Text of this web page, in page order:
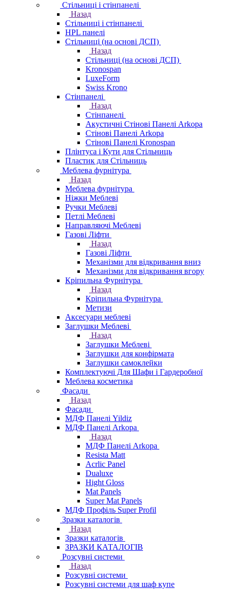
Стільниці і стінпанелі
Назад
Стільниці і стінпанелі
HPL панелі
Стільниці (на основі ДСП)
Назад
Стільниці (на основі ДСП)
Kronospan
LuxeForm
Swiss Krono
Стінпанелі
Назад
Стінпанелі
Акустичні Стінові Панелі Аrkopa
Стінові Панелі Arkopa
Стінові Панелі Kronospan
Плінтуса і Кути для Стільниць
Пластик для Стільниць
Меблева фурнітура
Назад
Меблева фурнітура
Ніжки Меблеві
Ручки Меблеві
Петлі Меблеві
Направляючі Меблеві
Газові Ліфти
Назад
Газові Ліфти
Механізми для відкривання вниз
Механізми для відкривання вгору
Кріпильна Фурнітура
Назад
Кріпильна Фурнітура
Метизи
Аксесуари меблеві
Заглушки Меблеві
Назад
Заглушки Меблеві
Заглушки для конфірмата
Заглушки самоклейки
Комплектуючі Для Шафи і Гардеробної
Меблева косметика
Фасади
Назад
Фасади
МДФ Панелі Yildiz
МДФ Панелі Arkopa
Назад
МДФ Панелі Arkopa
Resista Matt
Acrlic Panel
Dualuxe
Hight Gloss
Mat Panels
Super Mat Panels
МДФ Профіль Super Profil
Зразки каталогів
Назад
Зразки каталогів
ЗРАЗКИ КАТАЛОГІВ
Розсувні системи
Назад
Розсувні системи
Розсувні системи для шаф купе